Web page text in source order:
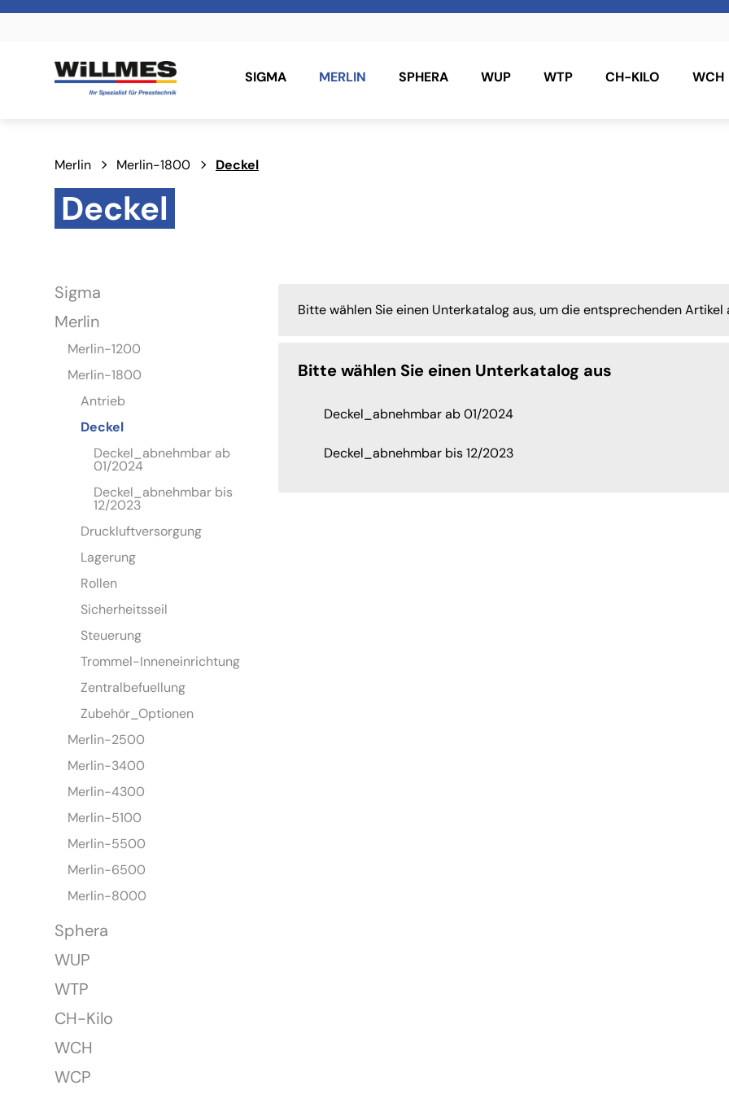
SIGMA MERLIN SPHERA WUP WTP CH-KILO WCH
Merlin Merlin-1800 Deckel
Deckel
Sigma
Merlin
Merlin-1200
Merlin-1800
Antrieb
Deckel
Deckel_abnehmbar ab
01/2024
Deckel_abnehmbar bis
12/2023
Druckluftversorgung
Lagerung
Rollen
Sicherheitsseil
Steuerung
Trommel-Inneneinrichtung
Zentralbefuellung
Zubehör_Optionen
Merlin-2500
Merlin-3400
Merlin-4300
Merlin-5100
Merlin-5500
Merlin-6500
Merlin-8000
Sphera
WUP
WTP
CH-Kilo
WCH
WCP
Bitte wählen Sie einen Unterkatalog aus, um die entsprechenden Artikel
Bitte wählen Sie einen Unterkatalog aus
Deckel_abnehmbar ab 01/2024
Deckel_abnehmbar bis 12/2023